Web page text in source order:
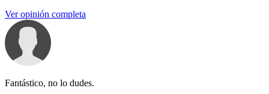
Ver opinión completa
Fantástico, no lo dudes.